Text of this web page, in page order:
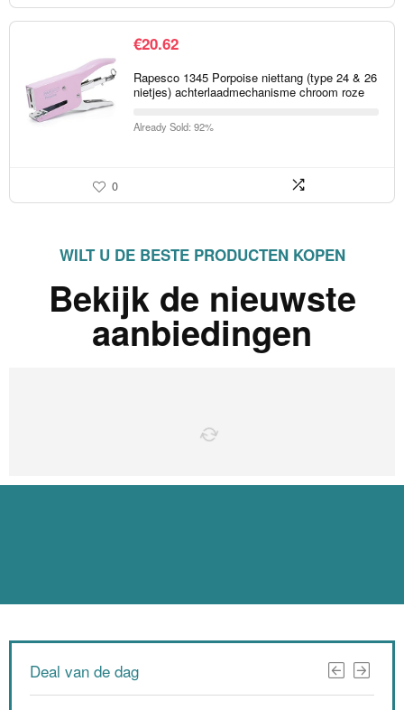
€20.62
Rapesco 1345 Porpoise niettang (type 24 & 26
nietjes) achterlaadmechanisme chroom roze
Already Sold: 92%
0
WILT U DE BESTE PRODUCTEN KOPEN
Bekijk de nieuwste
aanbiedingen
Deal van de dag